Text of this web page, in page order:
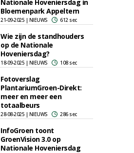
Nationale Hoveniersdag in
Bloemenpark Appeltern
21-09-2025 | NIEUWS 612 sec
Wie zijn de standhouders
op de Nationale
Hoveniersdag?
18-09-2025 | NIEUWS 108 sec
Fotoverslag
PlantariumGroen-Direkt:
meer en meer een
totaalbeurs
28-08-2025 | NIEUWS 286 sec
InfoGroen toont
GroenVision 3.0 op
Nationale Hoveniersdag